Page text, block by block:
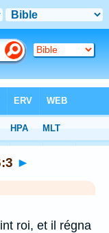
►
roi, et il régna